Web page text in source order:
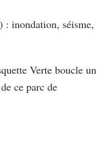
: inondation, séisme,
Verte boucle un
ce parc de